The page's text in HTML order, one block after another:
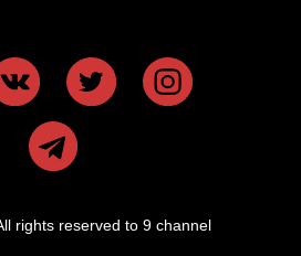
rights reserved to 9 channel